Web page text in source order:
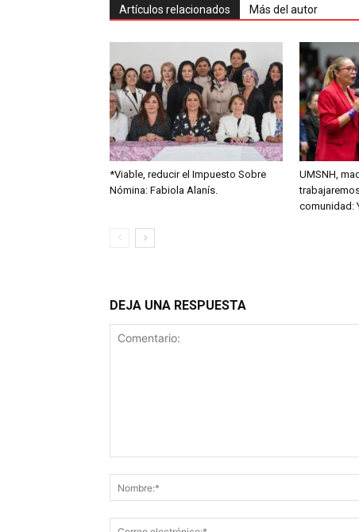
Artículos relacionados Más del autor
*Viable, reducir el Impuesto Sobre
Nómina: Fabiola Alanís.
UMSNH,
comunidad:
DEJA UNA RESPUESTA